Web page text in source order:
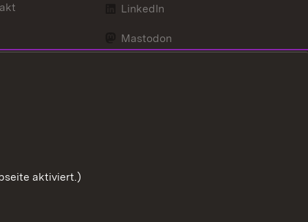
LinkedIn
Mastodon
aktiviert.)